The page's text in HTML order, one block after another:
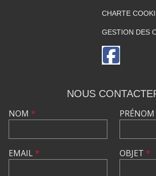
CHARTE
GESTION DES
NOUS
NOM *
EMAIL*
PRÉNOM
OBJET *